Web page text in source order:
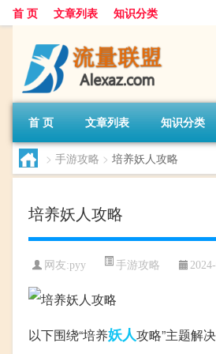
首 页 文章列表 知识分类
首 页 文章列表 知识分类
> 手游攻略 > 培养妖人攻略
培养妖人攻略
网友:pyy 手游攻略
以下围绕“培养妖人攻略”主题解